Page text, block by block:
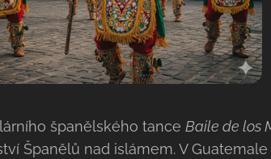
španělského tance Baile de los
Španělů nad islámem. V